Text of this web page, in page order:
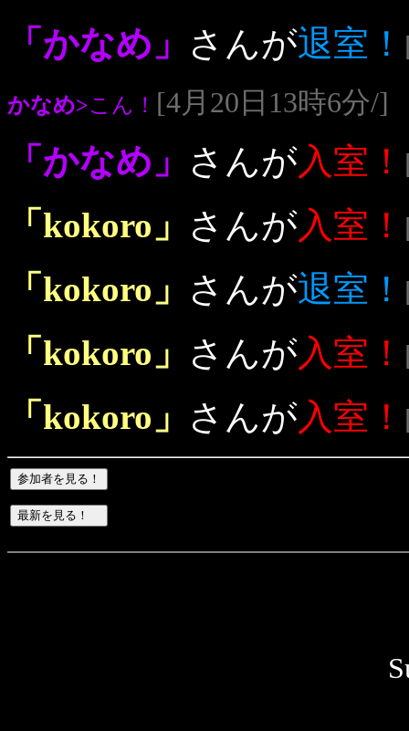
「かなめ」 さんが退室！
かなめ>こん！ [4月20日13時6分/]
「かなめ」 さんが入室！
「kokoro」 さんが入室！
「kokoro」 さんが退室！
「kokoro」 さんが入室！
「kokoro」 さんが入室！